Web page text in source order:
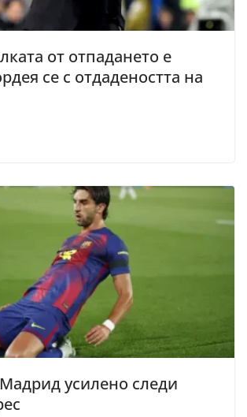
от отпадането е
се с отдадеността на
усилено следи